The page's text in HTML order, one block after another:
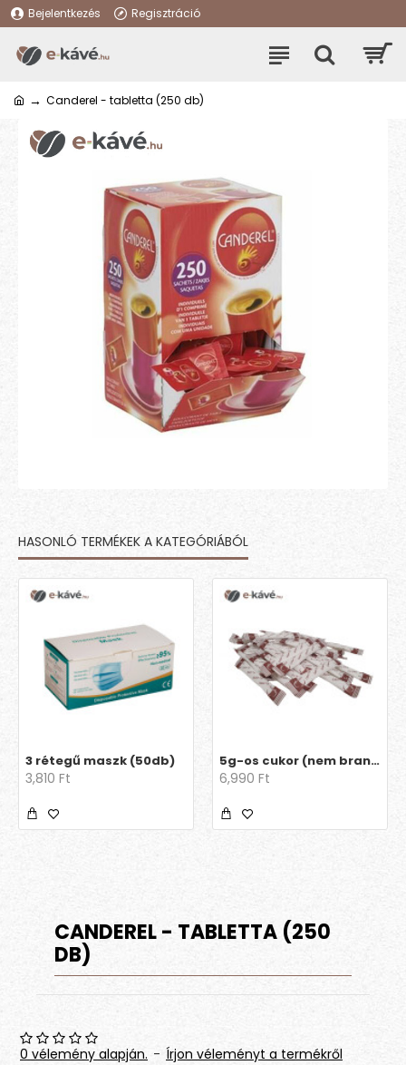
Bejelentkezés Regisztráció
Canderel - tabletta (250 db)
HASONLÓ TERMÉKEK A KATEGÓRIÁBÓL
3 rétegű maszk (50db)
3,810 Ft
5g-os cukor (nem brandingelt)
6,990 Ft
CANDEREL - TABLETTA (250
DB)
0 vélemény alapján. - Írjon véleményt a termékről